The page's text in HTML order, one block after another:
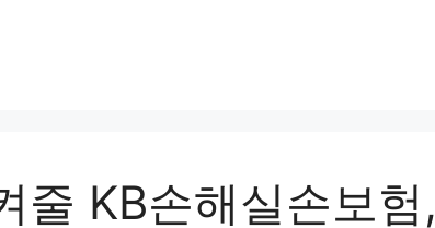
줄 KB손해실손보험,